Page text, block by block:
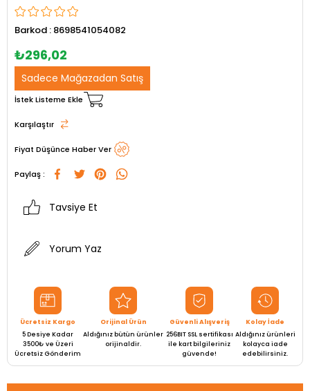
Barkod : 8698541054082
₺296,02
Sadece Mağazadan Satış
İstek Listeme Ekle
Karşılaştır
Fiyat Düşünce Haber Ver
Paylaş :
Tavsiye Et
Yorum Yaz
Ücretsiz Kargo
5 Desiye Kadar
3500₺ ve Üzeri
Ücretsiz Gönderim
Orijinal Ürün
Aldığınız bütün ürünler
orijinaldir.
Güvenli Alışveriş
256BIT SSL sertifikası
ile kart bilgileriniz
güvende!
Kolay İade
Aldığınız ürünleri
kolayca iade
edebilirsiniz.